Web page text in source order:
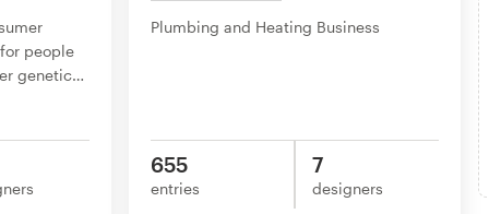
people
genetic…
Plumbing and Heating Business
655
entries
7
designers